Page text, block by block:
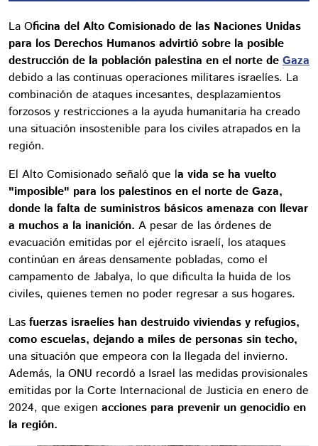
La Oficina del Alto Comisionado de las Naciones Unidas
para los Derechos Humanos advirtió sobre la posible
destrucción de la población palestina en el norte de Gaza
debido a las continuas operaciones militares israelíes. La
combinación de ataques incesantes, desplazamientos
forzosos y restricciones a la ayuda humanitaria ha creado
una situación insostenible para los civiles atrapados en la
región.
El Alto Comisionado señaló que la vida se ha vuelto
"imposible" para los palestinos en el norte de Gaza,
donde la falta de suministros básicos amenaza con llevar
a muchos a la inanición. A pesar de las órdenes de
evacuación emitidas por el ejército israelí, los ataques
continúan en áreas densamente pobladas, como el
campamento de Jabalya, lo que dificulta la huida de los
civiles, quienes temen no poder regresar a sus hogares.
Las fuerzas israelíes han destruido viviendas y refugios,
como escuelas, dejando a miles de personas sin techo,
una situación que empeora con la llegada del invierno.
Además, la ONU recordó a Israel las medidas provisionales
emitidas por la Corte Internacional de Justicia en enero de
2024, que exigen acciones para prevenir un genocidio en
la región.